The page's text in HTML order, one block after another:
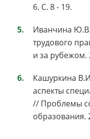
6. С. 8 - 19.
Иванчина
трудового
и за рубежом.
Кашуркина
аспекты
// Проблемы
образования.